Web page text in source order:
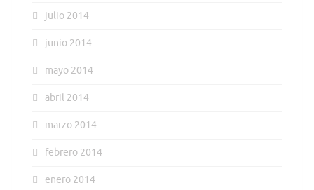
julio 2014
junio 2014
mayo 2014
abril 2014
marzo 2014
febrero 2014
enero 2014